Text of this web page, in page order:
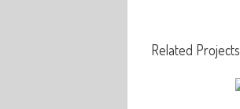
Related Projects